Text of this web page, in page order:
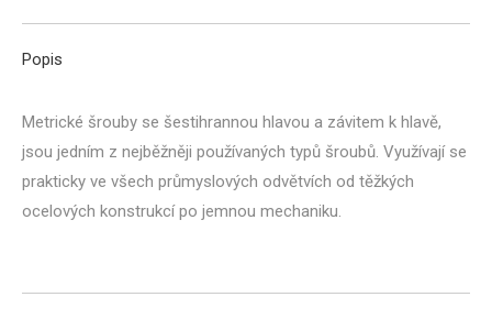
Popis
Metrické šrouby se šestihrannou hlavou a závitem k hlavě,
jsou jedním z nejběžněji používaných typů šroubů. Využívají se
prakticky ve všech průmyslových odvětvích od těžkých
ocelových konstrukcí po jemnou mechaniku.